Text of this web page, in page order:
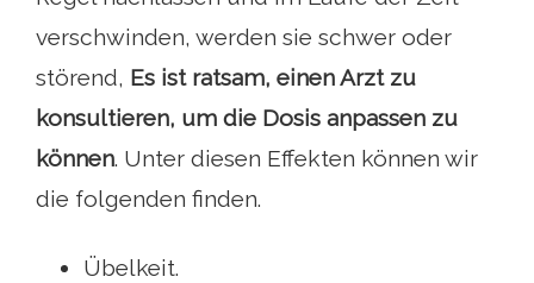
verschwinden, werden sie schwer oder
störend, Es ist ratsam, einen Arzt zu
konsultieren, um die Dosis anpassen zu
können. Unter diesen Effekten können wir
die folgenden finden.
Übelkeit.